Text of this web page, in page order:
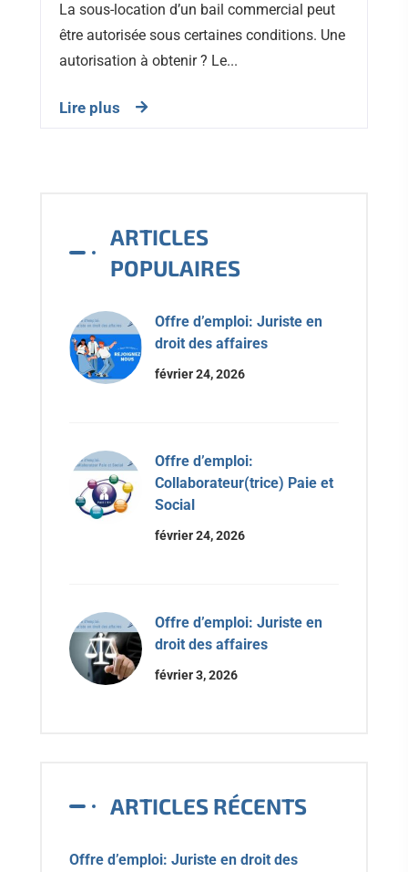
La sous-location d’un bail commercial peut
être autorisée sous certaines conditions. Une
autorisation à obtenir ? Le...
Lire plus
ARTICLES
POPULAIRES
Offre d’emploi: Juriste en
droit des affaires
février 24, 2026
Offre d’emploi:
Collaborateur(trice) Paie et
Social
février 24, 2026
Offre d’emploi: Juriste en
droit des affaires
février 3, 2026
ARTICLES RÉCENTS
Offre d’emploi: Juriste en droit des